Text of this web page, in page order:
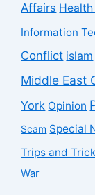
Affairs
Information
Conflict islam
Middle East
York Opinion
Scam Special
Trips and
War